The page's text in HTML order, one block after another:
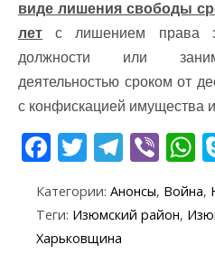
виде лишения свободы
лет с лишением права
должности или
деятельностью сроком от
с конфискацией имущества
F
e
b
T
itt
er
T
e
gr
Vi
er
Категории: Анонсы, Война,
Теги: Изюмский район,
Харьковщина